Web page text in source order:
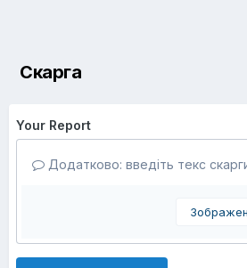
Скарга
Your Report
Додатково: введіть текс